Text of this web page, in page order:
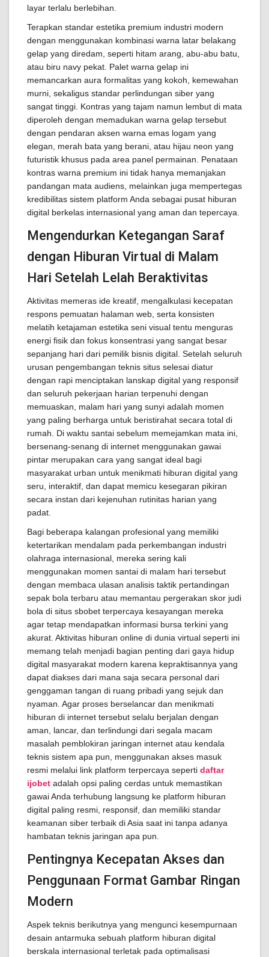
layar terlalu berlebihan.
Terapkan standar estetika premium industri modern
dengan menggunakan kombinasi warna latar belakang
gelap yang diredam, seperti hitam arang, abu-abu batu,
atau biru navy pekat. Palet warna gelap ini
memancarkan aura formalitas yang kokoh, kemewahan
murni, sekaligus standar perlindungan siber yang
sangat tinggi. Kontras yang tajam namun lembut di mata
diperoleh dengan memadukan warna gelap tersebut
dengan pendaran aksen warna emas logam yang
elegan, merah bata yang berani, atau hijau neon yang
futuristik khusus pada area panel permainan. Penataan
kontras warna premium ini tidak hanya memanjakan
pandangan mata audiens, melainkan juga mempertegas
kredibilitas sistem platform Anda sebagai pusat hiburan
digital berkelas internasional yang aman dan tepercaya.
Mengendurkan Ketegangan Saraf
dengan Hiburan Virtual di Malam
Hari Setelah Lelah Beraktivitas
Aktivitas memeras ide kreatif, mengalkulasi kecepatan
respons pemuatan halaman web, serta konsisten
melatih ketajaman estetika seni visual tentu menguras
energi fisik dan fokus konsentrasi yang sangat besar
sepanjang hari dari pemilik bisnis digital. Setelah seluruh
urusan pengembangan teknis situs selesai diatur
dengan rapi menciptakan lanskap digital yang responsif
dan seluruh pekerjaan harian terpenuhi dengan
memuaskan, malam hari yang sunyi adalah momen
yang paling berharga untuk beristirahat secara total di
rumah. Di waktu santai sebelum memejamkan mata ini,
bersenang-senang di internet menggunakan gawai
pintar merupakan cara yang sangat ideal bagi
masyarakat urban untuk menikmati hiburan digital yang
seru, interaktif, dan dapat memicu kesegaran pikiran
secara instan dari kejenuhan rutinitas harian yang
padat.
Bagi beberapa kalangan profesional yang memiliki
ketertarikan mendalam pada perkembangan industri
olahraga internasional, mereka sering kali
menggunakan momen santai di malam hari tersebut
dengan membaca ulasan analisis taktik pertandingan
sepak bola terbaru atau memantau pergerakan skor judi
bola di situs sbobet terpercaya kesayangan mereka
agar tetap mendapatkan informasi bursa terkini yang
akurat. Aktivitas hiburan online di dunia virtual seperti ini
memang telah menjadi bagian penting dari gaya hidup
digital masyarakat modern karena kepraktisannya yang
dapat diakses dari mana saja secara personal dari
genggaman tangan di ruang pribadi yang sejuk dan
nyaman. Agar proses berselancar dan menikmati
hiburan di internet tersebut selalu berjalan dengan
aman, lancar, dan terlindungi dari segala macam
masalah pemblokiran jaringan internet atau kendala
teknis sistem apa pun, menggunakan akses masuk
resmi melalui link platform terpercaya seperti daftar
ijobet adalah opsi paling cerdas untuk memastikan
gawai Anda terhubung langsung ke platform hiburan
digital paling resmi, responsif, dan memiliki standar
keamanan siber terbaik di Asia saat ini tanpa adanya
hambatan teknis jaringan apa pun.
Pentingnya Kecepatan Akses dan
Penggunaan Format Gambar Ringan
Modern
Aspek teknis berikutnya yang mengunci kesempurnaan
desain antarmuka sebuah platform hiburan digital
berskala internasional terletak pada optimalisasi